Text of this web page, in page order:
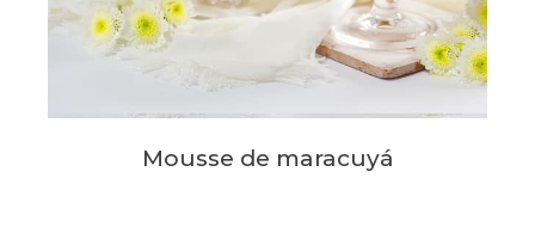
Mousse de maracuyá